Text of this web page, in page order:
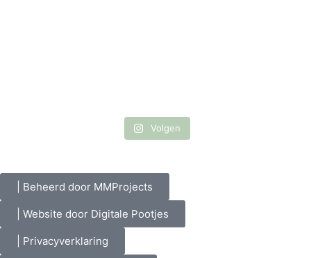
Volgen
| Beheerd door MMProjects
| Website door Digitale Pootjes
| Privacyverklaring